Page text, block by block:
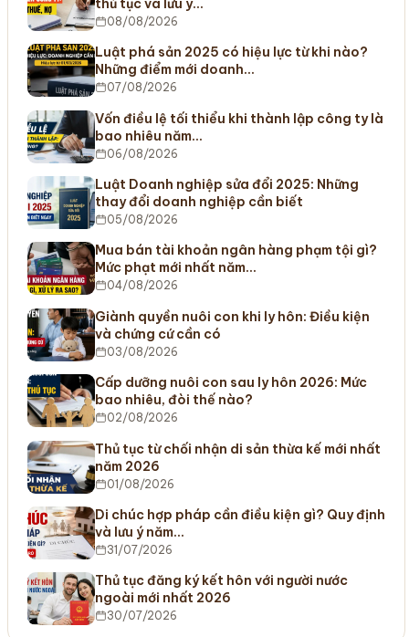
thủ tục và lưu ý…
08/08/2026
Luật phá sản 2025 có hiệu lực từ khi nào?
Những điểm mới doanh…
07/08/2026
Vốn điều lệ tối thiểu khi thành lập công ty là
bao nhiêu năm…
06/08/2026
Luật Doanh nghiệp sửa đổi 2025: Những
thay đổi doanh nghiệp cần biết
05/08/2026
Mua bán tài khoản ngân hàng phạm tội gì?
Mức phạt mới nhất năm…
04/08/2026
Giành quyền nuôi con khi ly hôn: Điều kiện
và chứng cứ cần có
03/08/2026
Cấp dưỡng nuôi con sau ly hôn 2026: Mức
bao nhiêu, đòi thế nào?
02/08/2026
Thủ tục từ chối nhận di sản thừa kế mới nhất
năm 2026
01/08/2026
Di chúc hợp pháp cần điều kiện gì? Quy định
và lưu ý năm…
31/07/2026
Thủ tục đăng ký kết hôn với người nước
ngoài mới nhất 2026
30/07/2026